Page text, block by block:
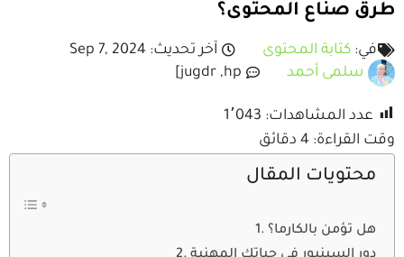
طرق صناع المحتوى؟
في: كتابة المحتوى
آخر تحديث: Sep 7, 2024
سلمى أحمد
jugdr ,hp]
عدد المشاهدات: 1٬043
وقت القراءة: 4 دقائق
محتويات المقال
هل تؤمن بالكارما؟